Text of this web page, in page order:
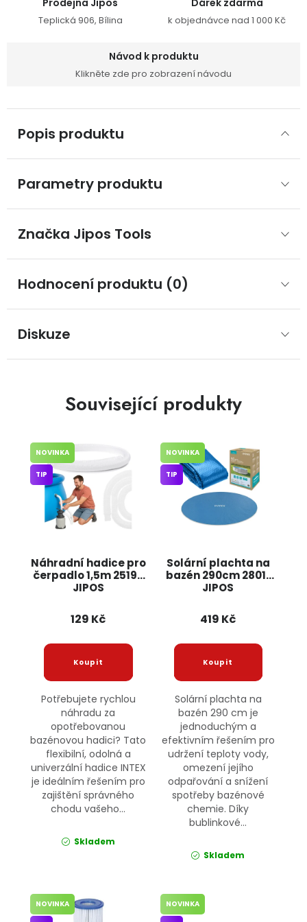
Prodejna Jipos
Teplická 906, Bílina
Dárek zdarma
k objednávce nad 1 000 Kč
Návod k produktu
Klikněte zde pro zobrazení návodu
Popis produktu
Parametry produktu
Značka Jipos Tools
Hodnocení produktu (0)
Diskuze
Související produkty
Náhradní hadice pro
čerpadlo 1,5m 25192
JIPOS
NOVINKA
TIP
129 Kč
Potřebujete rychlou
náhradu za
opotřebovanou
bazénovou hadici? Tato
flexibilní, odolná a
univerzální hadice INTEX
je ideálním řešením pro
zajištění správného
chodu vašeho...
Skladem
Solární plachta na
bazén 290cm 28011
JIPOS
NOVINKA
TIP
419 Kč
Solární plachta na
bazén 290 cm je
jednoduchým a
efektivním řešením pro
udržení teploty vody,
omezení jejího
odpařování a snížení
spotřeby bazénové
chemie. Díky
bublinkové...
Skladem
NOVINKA NOVINKA